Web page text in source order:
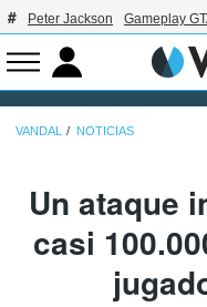
Peter Jackson Gameplay
VANDAL NOTICIAS
Un ataque
casi